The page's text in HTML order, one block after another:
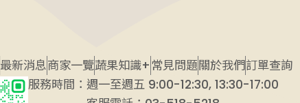
最新消息商家一覽蔬果知識+常見問題關於我們訂單查詢
服務時間：週一至週五 9:00-12:30, 13:30-17:00